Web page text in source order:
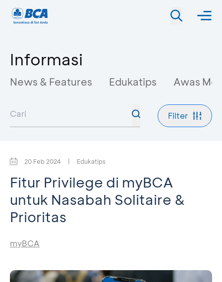
Informasi
News & Features Edukatips Awas
Filter
20 Feb 2024 | Edukatips
Fitur Privilege di myBCA
untuk Nasabah Solitaire &
Prioritas
myBCA